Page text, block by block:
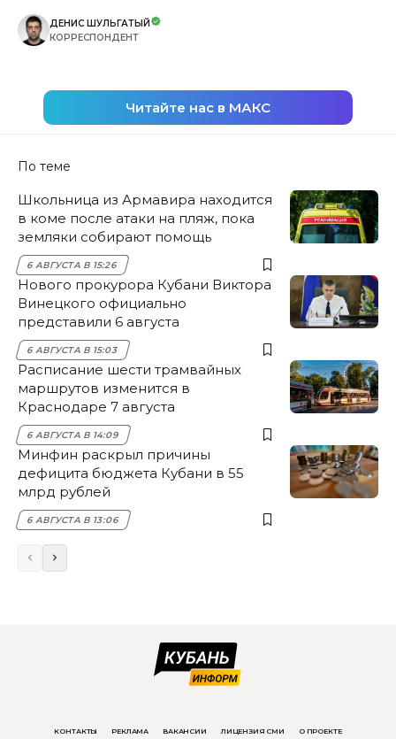
ДЕНИС ШУЛЬГАТЫЙ
КОРРЕСПОНДЕНТ
Читайте нас в МАКС
По теме
Школьница из Армавира находится
в коме после атаки на пляж, пока
земляки собирают помощь
6 АВГУСТА В 15:26
Нового прокурора Кубани Виктора
Винецкого официально
представили 6 августа
6 АВГУСТА В 15:03
Расписание шести трамвайных
маршрутов изменится в
Краснодаре 7 августа
6 АВГУСТА В 14:09
Минфин раскрыл причины
дефицита бюджета Кубани в 55
млрд рублей
6 АВГУСТА В 13:06
КОНТАКТЫ РЕКЛАМА ВАКАНСИИ ЛИЦЕНЗИЯ СМИ О ПРОЕКТЕ